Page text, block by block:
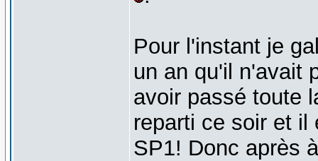
Pour l'instant je
un an qu'il n'avait
avoir passé toute
reparti ce soir et il
SP1! Donc après